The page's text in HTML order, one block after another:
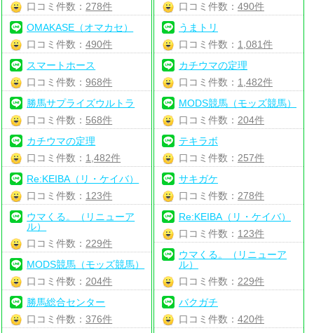
口コミ件数： 278件
OMAKASE（オマカセ）
口コミ件数：490件
スマートホース
口コミ件数：968件
勝馬サプライズウルトラ
口コミ件数： 568件
カチウマの定理
口コミ件数： 1,482件
Re:KEIBA（リ・ケイバ）
口コミ件数： 123件
ウマくる。（リニューア
ル）
口コミ件数： 229件
MODS競馬（モッズ競馬）
口コミ件数： 204件
勝馬総合センター
口コミ件数：376件
口コミ件数： 490件
うまトリ
口コミ件数： 1,081件
カチウマの定理
口コミ件数： 1,482件
MODS競馬（モッズ競馬）
口コミ件数： 204件
テキラボ
口コミ件数： 257件
サキガケ
口コミ件数： 278件
Re:KEIBA（リ・ケイバ）
口コミ件数： 123件
ウマくる。（リニューア
ル）
口コミ件数： 229件
バクガチ
口コミ件数： 420件